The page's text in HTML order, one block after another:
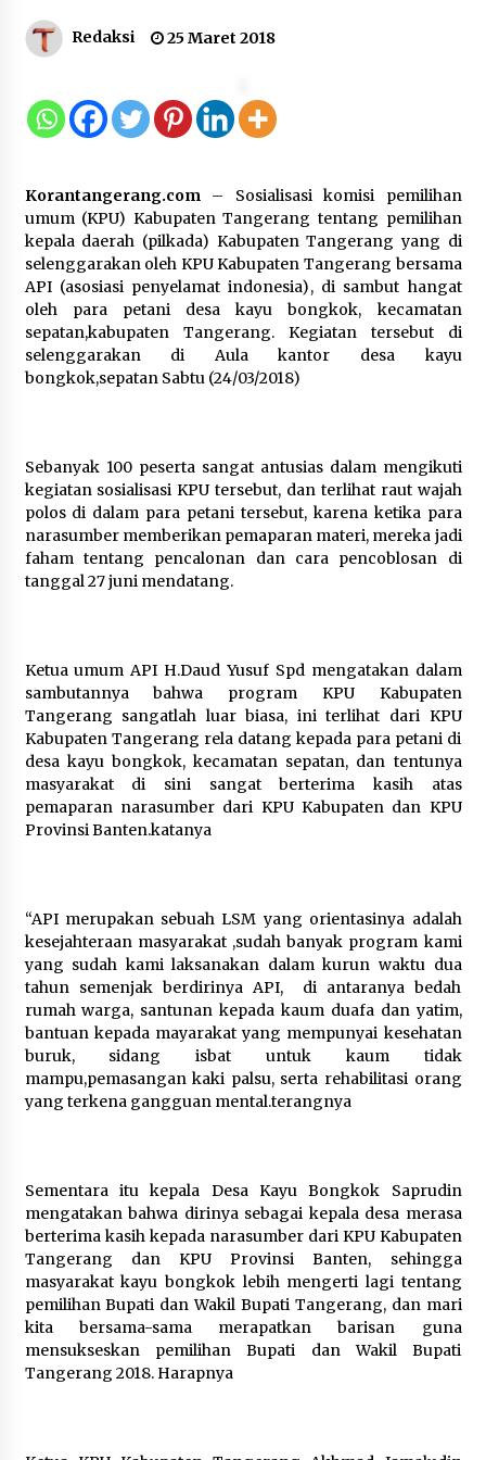
Kompetensi Perancang melalui
7 Agustus 2026
Rancangan Perbup Pengadaan
Barang dan Jasa pada BUMD
Halteng
7 Agustus 2026
Kemenkum Malut Ikuti ‘Pasti Ada
Solusi’, Menkum Dorong
Transformasi Digital
Kemnaker Siapkan Regulasi
Ketenagakerjaan yang Selaras
dengan Tantangan Dunia Kerja
Modern
7 Agustus 2026
Tigaraksa, Semarakkan HUT RI
dengan Nuansa Kebersamaan
7 Agustus 2026
Pemanfaatan Limbah Galon Bekas,
Lapas Banjar Tanam 200 Pohon
7 Agustus 2026
Tagihan Air Tanpa Pemakaian,
Terungkap Ada Transisi Panjang
Pengelolaan , Perumdam TKR
Didesak Transparan
7 Agustus 2026
Terus Meningkat
7 Agustus 2026
Redaksi 25 Maret 2018
Korantangerang.com– Sosialisasi komisi pemilihan
umum (KPU) Kabupaten Tangerang tentang pemilihan
kepala daerah (pilkada) Kabupaten Tangerang yang di
selenggarakan oleh KPU Kabupaten Tangerang bersama
API (asosiasi penyelamat indonesia), di sambut hangat
oleh para petani desa kayu bongkok, kecamatan
sepatan,kabupaten Tangerang. Kegiatan tersebut di
selenggarakan di Aula kantor desa kayu
bongkok,sepatan Sabtu (24/03/2018)
Sebanyak 100 peserta sangat antusias dalam mengikuti
kegiatan sosialisasi KPU tersebut, dan terlihat raut wajah
polos di dalam para petani tersebut, karena ketika para
narasumber memberikan pemaparan materi, mereka jadi
faham tentang pencalonan dan cara pencoblosan di
tanggal 27 juni mendatang.
Ketua umum API H.Daud Yusuf Spd mengatakan dalam
sambutannya bahwa program KPU Kabupaten
Tangerang sangatlah luar biasa, ini terlihat dari KPU
Kabupaten Tangerang rela datang kepada para petani di
desa kayu bongkok, kecamatan sepatan, dan tentunya
masyarakat di sini sangat berterima kasih atas
pemaparan narasumber dari KPU Kabupaten dan KPU
Provinsi Banten.katanya
“API merupakan sebuah LSM yang orientasinya adalah
kesejahteraan masyarakat ,sudah banyak program kami
yang sudah kami laksanakan dalam kurun waktu dua
tahun semenjak berdirinya API, di antaranya bedah
rumah warga, santunan kepada kaum duafa dan yatim,
bantuan kepada mayarakat yang mempunyai kesehatan
buruk, sidang isbat untuk kaum tidak
mampu,pemasangan kaki palsu, serta rehabilitasi orang
yang terkena gangguan mental.terangnya
Sementara itu kepala Desa Kayu Bongkok Saprudin
mengatakan bahwa dirinya sebagai kepala desa merasa
berterima kasih kepada narasumber dari KPU Kabupaten
Tangerang dan KPU Provinsi Banten, sehingga
masyarakat kayu bongkok lebih mengerti lagi tentang
pemilihan Bupati dan Wakil Bupati Tangerang, dan mari
kita bersama-sama merapatkan barisan guna
mensukseskan pemilihan Bupati dan Wakil Bupati
Tangerang 2018. Harapnya